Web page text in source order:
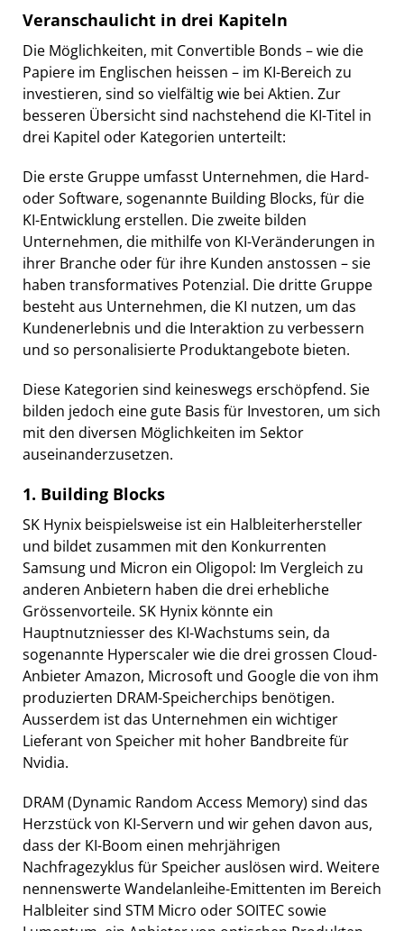
Veranschaulicht in drei Kapiteln
Die Möglichkeiten, mit Convertible Bonds – wie die
Papiere im Englischen heissen – im KI-Bereich zu
investieren, sind so vielfältig wie bei Aktien. Zur
besseren Übersicht sind nachstehend die KI-Titel in
drei Kapitel oder Kategorien unterteilt:
Die erste Gruppe umfasst Unternehmen, die Hard-
oder Software, sogenannte Building Blocks, für die
KI-Entwicklung erstellen. Die zweite bilden
Unternehmen, die mithilfe von KI-Veränderungen in
ihrer Branche oder für ihre Kunden anstossen – sie
haben transformatives Potenzial. Die dritte Gruppe
besteht aus Unternehmen, die KI nutzen, um das
Kundenerlebnis und die Interaktion zu verbessern
und so personalisierte Produktangebote bieten.
Diese Kategorien sind keineswegs erschöpfend. Sie
bilden jedoch eine gute Basis für Investoren, um sich
mit den diversen Möglichkeiten im Sektor
auseinanderzusetzen.
1. Building Blocks
SK Hynix beispielsweise ist ein Halbleiterhersteller
und bildet zusammen mit den Konkurrenten
Samsung und Micron ein Oligopol: Im Vergleich zu
anderen Anbietern haben die drei erhebliche
Grössenvorteile. SK Hynix könnte ein
Hauptnutzniesser des KI-Wachstums sein, da
sogenannte Hyperscaler wie die drei grossen Cloud-
Anbieter Amazon, Microsoft und Google die von ihm
produzierten DRAM-Speicherchips benötigen.
Ausserdem ist das Unternehmen ein wichtiger
Lieferant von Speicher mit hoher Bandbreite für
Nvidia.
DRAM (Dynamic Random Access Memory) sind das
Herzstück von KI-Servern und wir gehen davon aus,
dass der KI-Boom einen mehrjährigen
Nachfragezyklus für Speicher auslösen wird. Weitere
nennenswerte Wandelanleihe-Emittenten im Bereich
Halbleiter sind STM Micro oder SOITEC sowie